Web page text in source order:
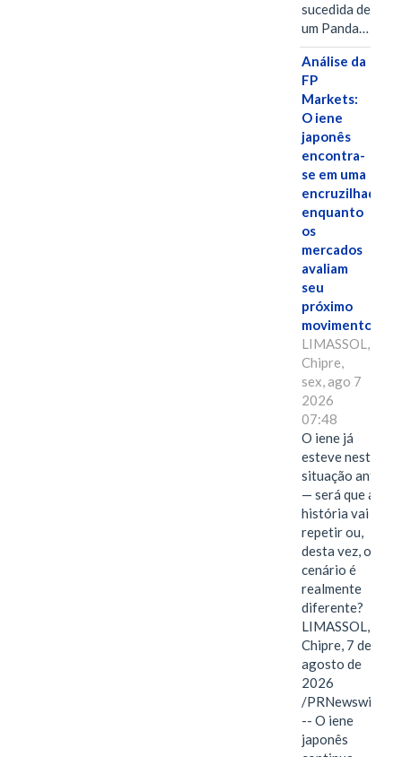
sucedida de
um Panda…
Análise da
FP
Markets:
O iene
japonês
encontra-
se em uma
encruzilhada
enquanto
os
mercados
avaliam
seu
próximo
movimento.
LIMASSOL,
Chipre,
sex, ago 7
2026
07:48
O iene já
esteve nesta
situação antes
— será que a
história vai se
repetir ou,
desta vez, o
cenário é
realmente
diferente?
LIMASSOL,
Chipre, 7 de
agosto de
2026
/PRNewswire/
-- O iene
japonês